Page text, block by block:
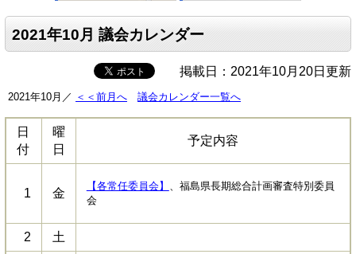
2021年10月 議会カレンダー
掲載日：2021年10月20日更新
2021年10月／ ＜＜前月へ 議会カレンダー一覧へ
日
付
曜
日
予定内容
1 金
【各常任委員会】
、福島県長期総合計画審査特別委員
会
2 土